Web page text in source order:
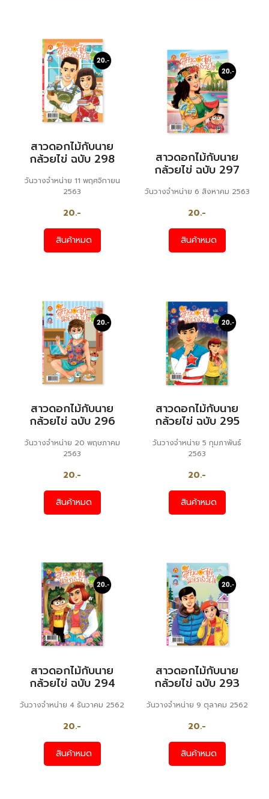
สาวดอกไม้กับนาย
กล้วยไข่ ฉบับ 298
วันวางจำหน่าย 11 พฤศจิกายน
2563
20.-
สินค้าหมด
สาวดอกไม้กับนาย
กล้วยไข่ ฉบับ 297
วันวางจำหน่าย 6 สิงหาคม 2563
20.-
สินค้าหมด
สาวดอกไม้กับนาย
กล้วยไข่ ฉบับ 296
วันวางจำหน่าย 20 พฤษภาคม
2563
20.-
สินค้าหมด
สาวดอกไม้กับนาย
กล้วยไข่ ฉบับ 295
วันวางจำหน่าย 5 กุมภาพันธ์
2563
20.-
สินค้าหมด
สาวดอกไม้กับนาย
กล้วยไข่ ฉบับ 294
วันวางจำหน่าย 4 ธันวาคม 2562
20.-
สินค้าหมด
สาวดอกไม้กับนาย
กล้วยไข่ ฉบับ 293
วันวางจำหน่าย 9 ตุลาคม 2562
20.-
สินค้าหมด